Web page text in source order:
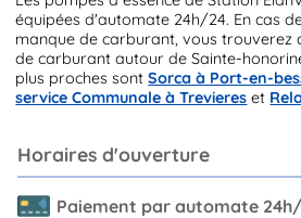
équipées d'automate 24h/24. En cas
manque de carburant, vous trouverez
de carburant autour de Sainte-
plus proches sontSorca à Port-en-
service Communale à Trevieres et
Horaires d'ouverture
Paiement par automate